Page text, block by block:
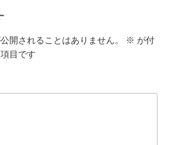
開されることはありません。 ※ が付
目です